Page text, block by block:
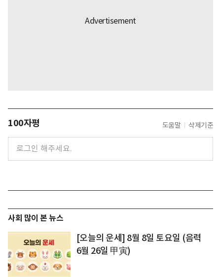
100자평 도움말 삭제기준
사회 많이 본 뉴스
[오늘의 운세] 8월 8일 토요일 (음력
6월 26일 甲寅)